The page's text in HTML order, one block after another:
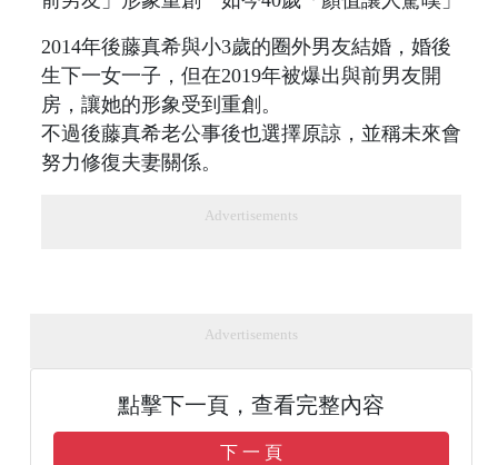
2014年後藤真希與小3歲的圈外男友結婚，婚後
生下一女一子，但在2019年被爆出與前男友開
房，讓她的形象受到重創。
不過後藤真希老公事後也選擇原諒，並稱未來會
努力修復夫妻關係。
Advertisements
Advertisements
點擊下一頁，查看完整內容
下 一 頁